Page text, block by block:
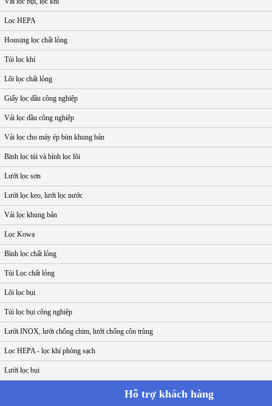
Lọc HEPA
Housing lọc chất lỏng
Túi lọc khí
Lõi lọc chất lỏng
Giấy lọc dầu công nghiệp
Vải lọc dầu công nghiệp
Vải lọc cho máy ép bùn khung bản
Bình lọc túi và bình lọc lõi
Lưới lọc sơn
Lưới lọc keo, lưới lọc nước
Vải lọc khung bản
Lọc Kowa
Bình lọc chất lỏng
Túi Lọc chất lỏng
Lõi lọc bụi
Túi lọc bụi công nghiệp
Lưới INOX, lưới chống chim, lưới chống côn trùng
Lọc HEPA - lọc khí phòng sạch
Lưới lọc bụi
Hỗ trợ khách hàng